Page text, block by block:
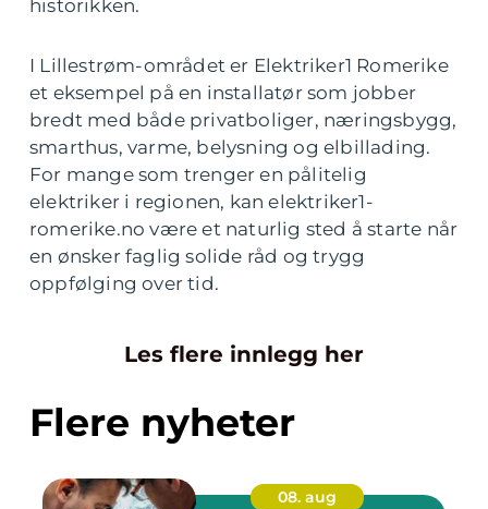
historikken.
I Lillestrøm-området er Elektriker1 Romerike
et eksempel på en installatør som jobber
bredt med både privatboliger, næringsbygg,
smarthus, varme, belysning og elbillading.
For mange som trenger en pålitelig
elektriker i regionen, kan elektriker1-
romerike.no være et naturlig sted å starte når
en ønsker faglig solide råd og trygg
oppfølging over tid.
Les flere innlegg her
Flere nyheter
08. aug